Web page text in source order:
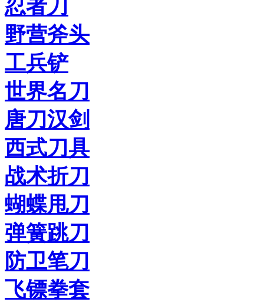
忍者刀
野营斧头
工兵铲
世界名刀
唐刀汉剑
西式刀具
战术折刀
蝴蝶甩刀
弹簧跳刀
防卫笔刀
飞镖拳套